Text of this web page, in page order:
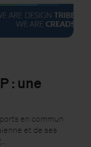
: une
en commun
et de ses